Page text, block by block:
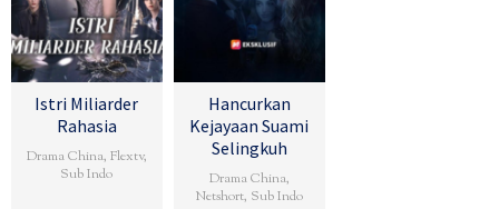
Istri Miliarder
Rahasia
Drama China, Flextv,
Sub Indo
Hancurkan
Kejayaan Suami
Selingkuh
Drama China,
Netshort, Sub Indo